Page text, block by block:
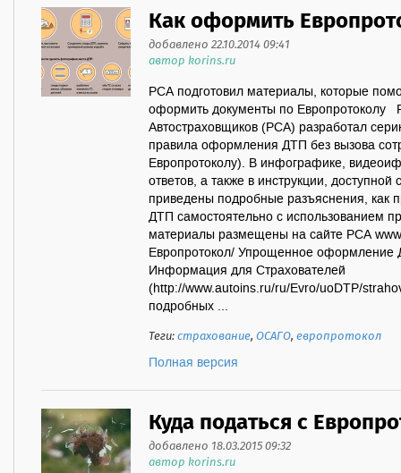
Как оформить
добавлено 22.10.2014 09:41
автор korins.ru
РСА подготовил материалы, которые
оформить документы по Европротоколу
Автостраховщиков (РСА) разработал
правила оформления ДТП без вызова
Европротоколу). В инфографике,
ответов, а также в инструкции,
приведены подробные разъяснения, как
ДТП самостоятельно с использованием
материалы размещены на сайте РСА
Европротокол/ Упрощенное оформление
Информация для Страхователей
(http://www.autoins.ru/ru/Evro/uoDTP/
подробных ...
Теги:страхование,ОСАГО,европротокол
Полная версия
Куда податься с
добавлено 18.03.2015 09:32
автор korins.ru